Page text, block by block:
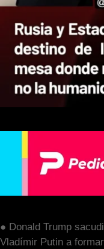
● Donald Trump
Vladímir Putin a